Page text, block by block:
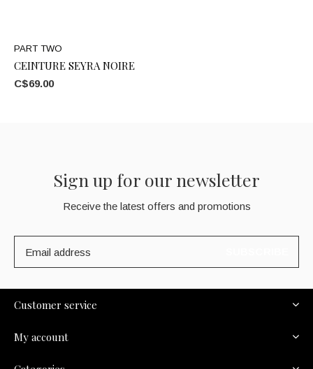
PART TWO
CEINTURE SEYRA NOIRE
C$69.00
Sign up for our newsletter
Receive the latest offers and promotions
Customer service
My account